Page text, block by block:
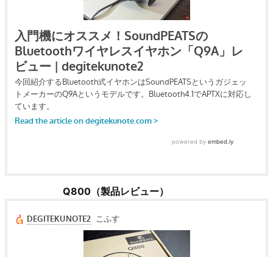
Q800（製品レビュー）